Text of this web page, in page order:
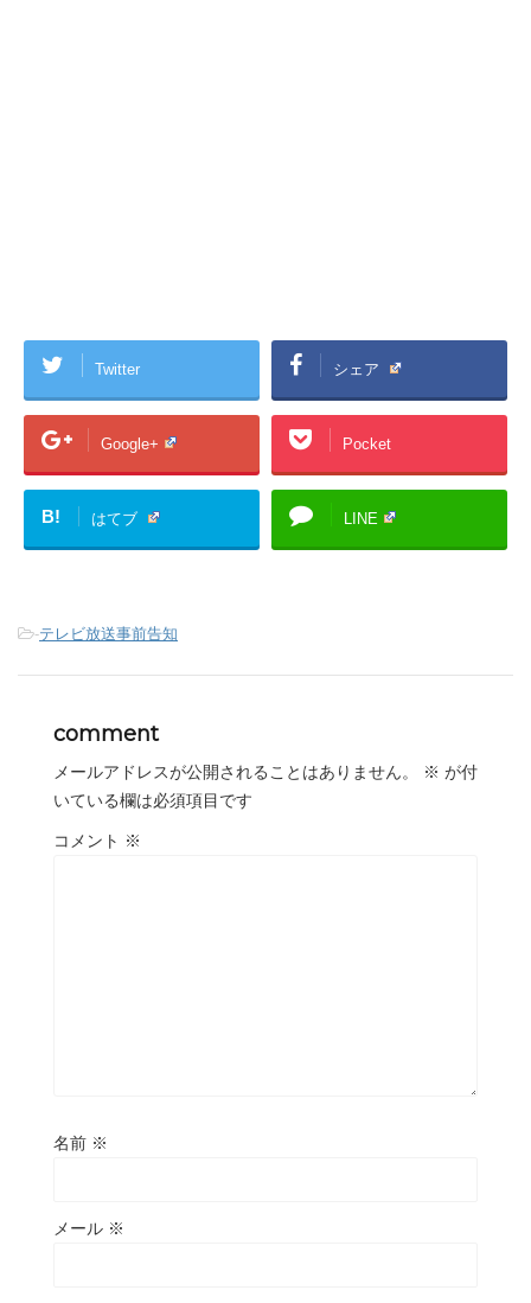
Twitter シェア
Google+ Pocket
B! はてブ LINE
-テレビ放送事前告知
comment
メールアドレスが公開されることはありません。 ※ が付
いている欄は必須項目です
コメント ※
名前 ※
メール ※